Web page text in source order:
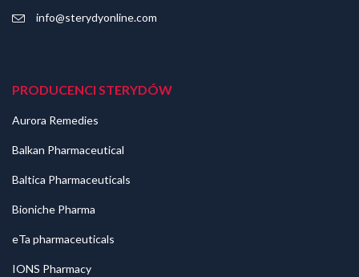
info@sterydyonline.com
PRODUCENCI STERYDÓW
Aurora Remedies
Balkan Pharmaceutical
Baltica Pharmaceuticals
Bioniche Pharma
eTa pharmaceuticals
IONS Pharmacy